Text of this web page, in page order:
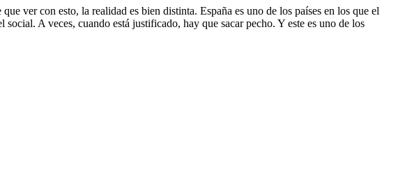
ver con esto, la realidad es bien distinta. España es uno de los países en los que el
A veces, cuando está justificado, hay que sacar pecho. Y este es uno de los